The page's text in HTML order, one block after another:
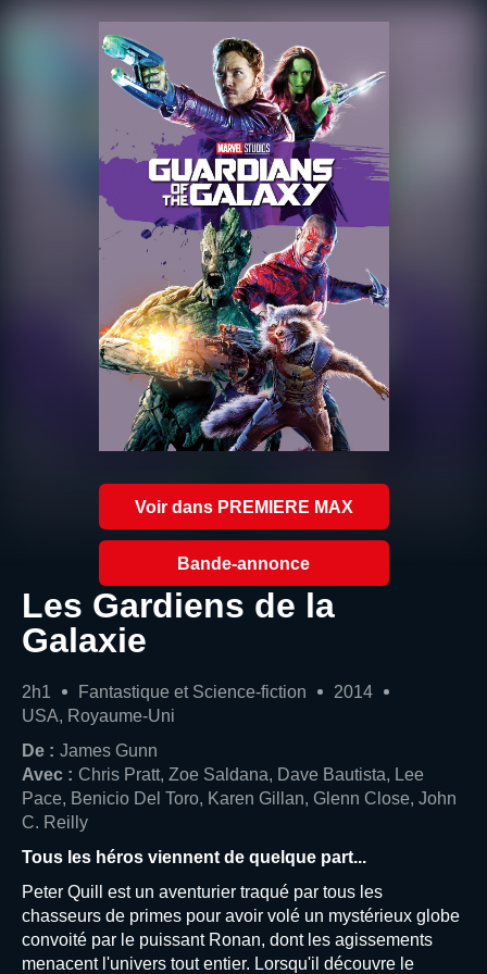
Voir dans PREMIERE MAX
Bande-annonce
Les Gardiens de la
Galaxie
2h1 Fantastique et Science-fiction
2014
USA, Royaume-Uni
De : James Gunn
Avec : Chris Pratt, Zoe Saldana, Dave Bautista, Lee
Pace, Benicio Del Toro, Karen Gillan, Glenn Close, John
C. Reilly
Tous les héros viennent de quelque part...
Peter Quill est un aventurier traqué par tous les
chasseurs de primes pour avoir volé un mystérieux globe
convoité par le puissant Ronan, dont les agissements
menacent l'univers tout entier. Lorsqu'il découvre le